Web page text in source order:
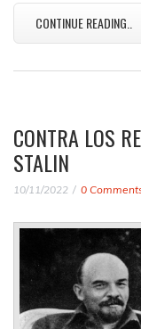
CONTINUE READING..
CONTRA LOS
STALIN
10/11/2022 0